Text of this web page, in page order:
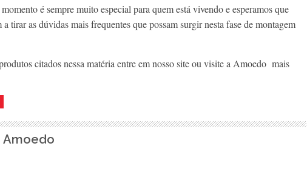
momento é sempre muito especial para quem está vivendo e esperamos que
a tirar as dúvidas mais frequentes que possam surgir nesta fase de montagem
citados nessa matéria entre em nosso site ou visite a Amoedo mais
Amoedo